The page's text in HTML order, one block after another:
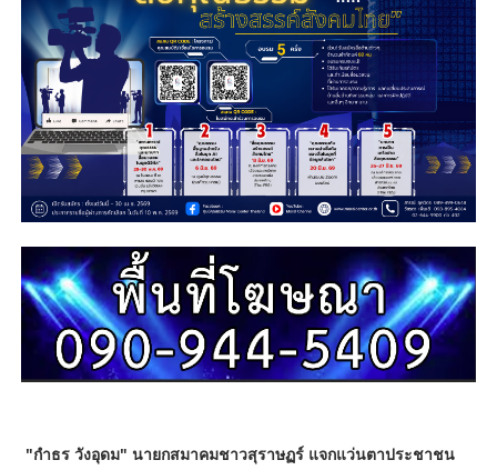
"กำธร วังอุดม" นายกสมาคมชาวสุราษฏร์ แจกแว่นตาประชาชน